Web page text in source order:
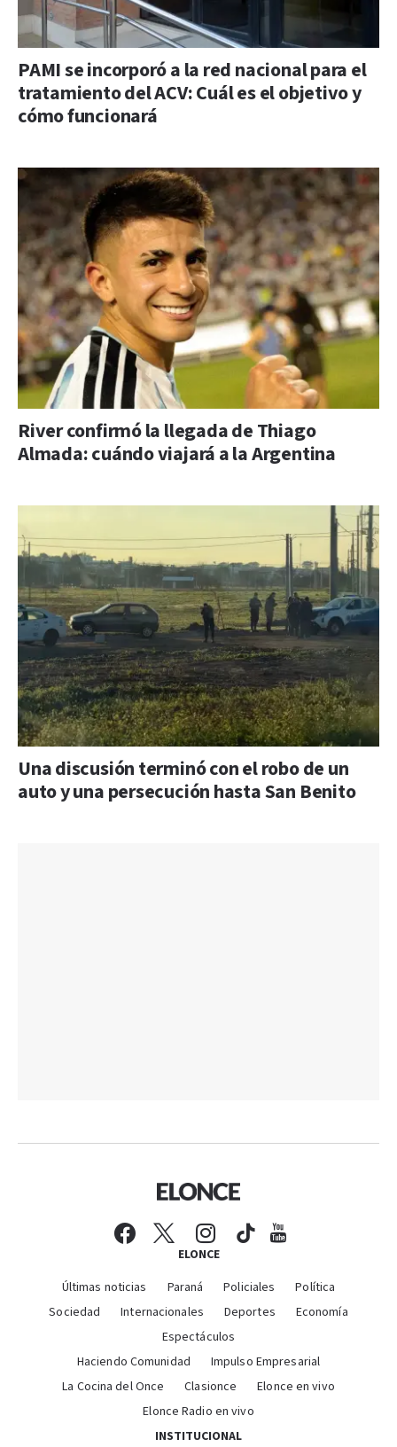
PAMI se incorporó a la red nacional para el
tratamiento del ACV: Cuál es el objetivo y
cómo funcionará
River confirmó la llegada de Thiago
Almada: cuándo viajará a la Argentina
Una discusión terminó con el robo de un
auto y una persecución hasta San Benito
ELONCE
Últimas noticias Paraná Policiales
Política
Sociedad
Internacionales Deportes
Economía
Espectáculos
Haciendo Comunidad
Impulso Empresarial
La Cocina del Once
Clasionce
Elonce en vivo
Elonce Radio en vivo
INSTITUCIONAL